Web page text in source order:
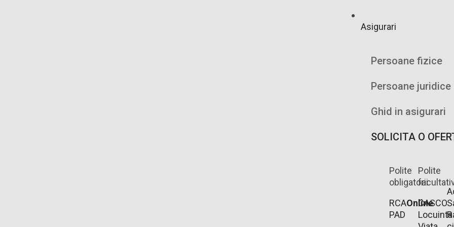
Asigurari
Persoane fizice
Persoane juridice
Ghid in asigurari
SOLICITA O
Polite
obligatorii
RCAOnline
PAD
Polite
CASCO
Locuinta